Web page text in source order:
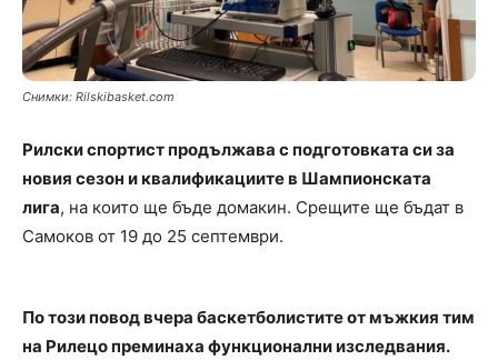
Снимки: Rilskibasket.com
Рилски спортист продължава с подготовката си за
новия сезон и квалификациите в Шампионската
лига, на които ще бъде домакин. Срещите ще бъдат в
Самоков от 19 до 25 септември.
По този повод вчера баскетболистите от мъжкия тим
на Рилецо преминаха функционални изследвания.